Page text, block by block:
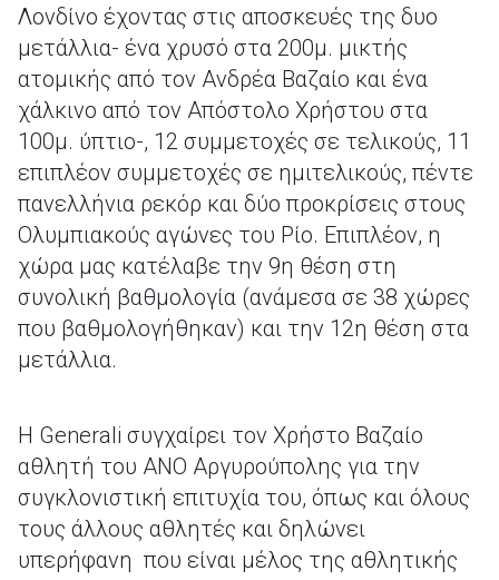
Λονδίνο έχοντας στις αποσκευές της δυο
μετάλλια- ένα χρυσό στα 200μ. μικτής
ατομικής από τον Ανδρέα Βαζαίο και ένα
χάλκινο από τον Απόστολο Χρήστου στα
100μ. ύπτιο-, 12 συμμετοχές σε τελικούς, 11
επιπλέον συμμετοχές σε ημιτελικούς, πέντε
πανελλήνια ρεκόρ και δύο προκρίσεις στους
Ολυμπιακούς αγώνες του Ρίο. Επιπλέον, η
χώρα μας κατέλαβε την 9η θέση στη
συνολική βαθμολογία (ανάμεσα σε 38 χώρες
που βαθμολογήθηκαν) και την 12η θέση στα
μετάλλια.
Η Generali συγχαίρει τον Χρήστο Βαζαίο
αθλητή του ΑΝΟ Αργυρούπολης για την
συγκλονιστική επιτυχία του, όπως και όλους
τους άλλους αθλητές και δηλώνει
υπερήφανη που είναι μέλος της αθλητικής